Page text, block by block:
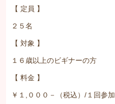
【 定員 】
２５名
【 対象 】
１６歳以上のビギナーの方
【 料金 】
￥１,０００－（税込）/１回参加